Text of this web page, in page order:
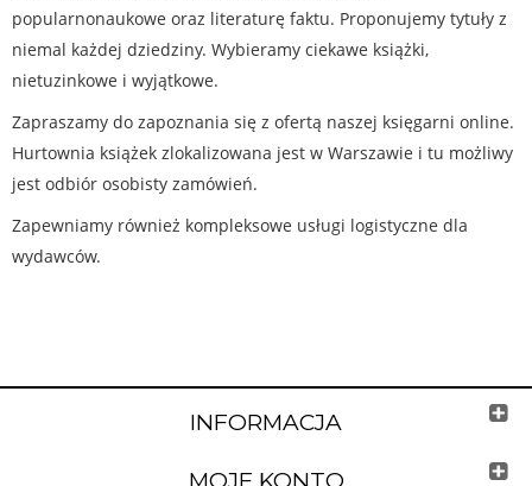
popularnonaukowe oraz literaturę faktu. Proponujemy tytuły z
niemal każdej dziedziny. Wybieramy ciekawe książki,
nietuzinkowe i wyjątkowe.
Zapraszamy do zapoznania się z ofertą naszej księgarni online.
Hurtownia książek zlokalizowana jest w Warszawie i tu możliwy
jest odbiór osobisty zamówień.
Zapewniamy również kompleksowe usługi logistyczne dla
wydawców.
INFORMACJA